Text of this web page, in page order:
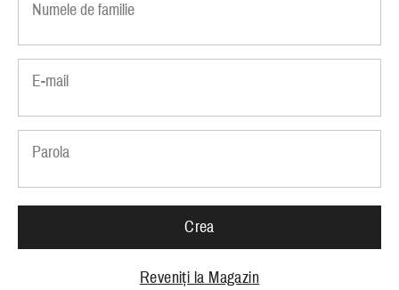
Numele de familie
E-mail
Parola
Reveniți la Magazin